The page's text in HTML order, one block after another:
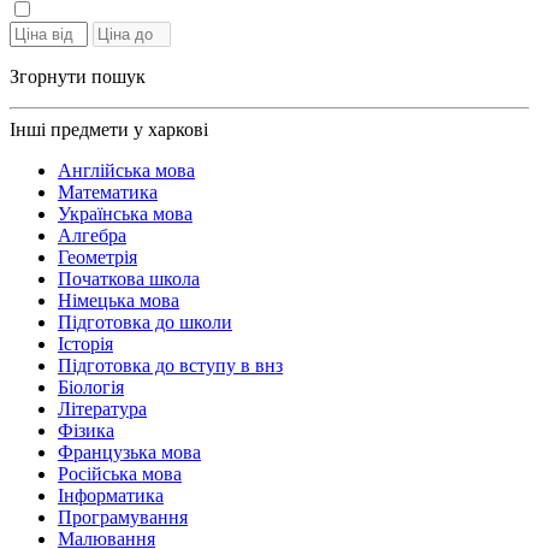
Згорнути пошук
Інші предмети у харкові
Англійська мова
Математика
Українська мова
Алгебра
Геометрія
Початкова школа
Німецька мова
Підготовка до школи
Історія
Підготовка до вступу в внз
Біологія
Література
Фізика
Французька мова
Російська мова
Інформатика
Програмування
Малювання